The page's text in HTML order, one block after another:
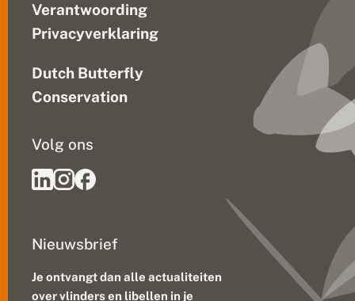
Verantwoording
Privacyverklaring
Dutch Butterfly
Conservation
Nieuwsbrief
Je ontvangt dan alle actualiteiten
over vlinders en libellen in je
Volg ons